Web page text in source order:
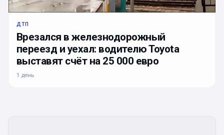
ДТП
Врезался в железнодорожный
переезд и уехал: водителю Toyota
выставят счёт на 25 000 евро
1 день